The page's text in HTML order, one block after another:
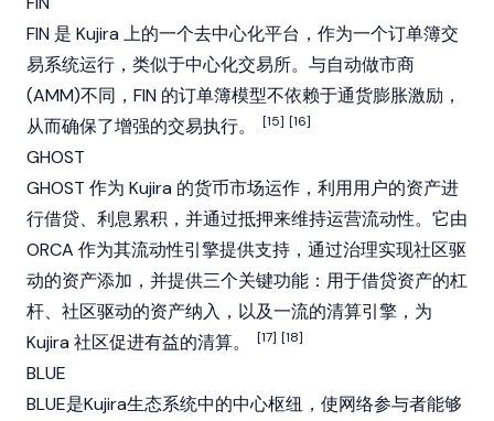
FIN 是 Kujira 上的一个去中心化平台，作为一个订单簿交
易系统运行，类似于中心化交易所。与自动做市商
(AMM)不同，FIN 的订单簿模型不依赖于通货膨胀激励，
从而确保了增强的交易执行。
[15] [16]
GHOST
GHOST 作为 Kujira 的货币市场运作，利用用户的资产进
行借贷、利息累积，并通过抵押来维持运营流动性。它由
ORCA 作为其流动性引擎提供支持，通过治理实现社区驱
动的资产添加，并提供三个关键功能：用于借贷资产的杠
杆、社区驱动的资产纳入，以及一流的清算引擎，为
Kujira 社区促进有益的清算。
[17] [18]
BLUE
BLUE是Kujira生态系统中的中心枢纽，使网络参与者能够